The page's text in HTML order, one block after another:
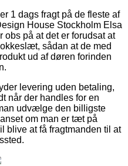
1 dags fragt på de fleste af
House Stockholm Elsa
på at det er forudsat at
sådan at de med
ud af døren forinden
levering uden betaling,
når der handles for en
udvælge den billigste
om man er tæt på
blive at få fragtmanden til at